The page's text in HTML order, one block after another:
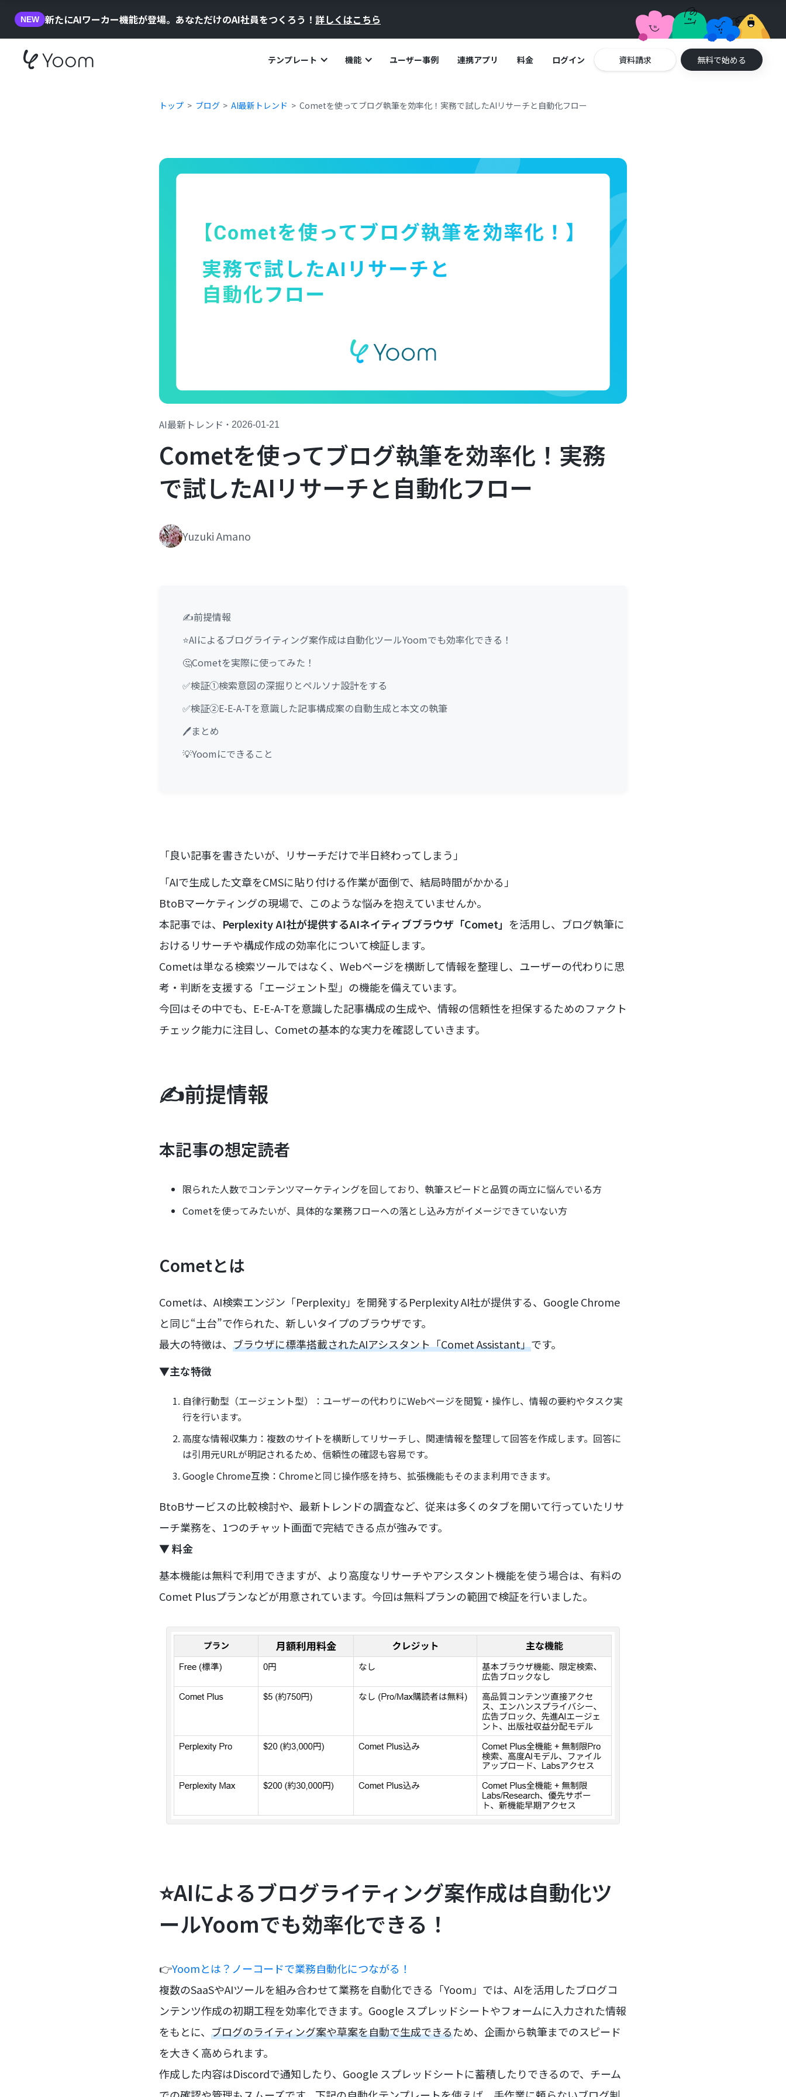
NEW 新たにAIワーカー機能が登場。あなただけのAI社員をつくろう！ 詳しくはこちら
テンプレート 機能 ユーザー事例 連携アプリ 料金 ログイン 資料請求 無料で始める
トップ ブログ AI最新トレンド Cometを使ってブログ執筆を効率化！実務で試したAIリサーチと自動化フロー
AI最新トレンド ・ 2026-01-21
Cometを使ってブログ執筆を効率化！実務
で試したAIリサーチと自動化フロー
Yuzuki Amano
✍️前提情報
⭐AIによるブログライティング案作成は自動化ツールYoomでも効率化できる！
🤔Cometを実際に使ってみた！
✅検証①検索意図の深掘りとペルソナ設計をする
✅検証②E-E-A-Tを意識した記事構成案の自動生成と本文の執筆
🖊️まとめ
💡Yoomにできること
「良い記事を書きたいが、リサーチだけで半日終わってしまう」
「AIで生成した文章をCMSに貼り付ける作業が面倒で、結局時間がかかる」
BtoBマーケティングの現場で、このような悩みを抱えていませんか。
本記事では、 Perplexity AI社が提供するAIネイティブブラウザ「Comet」 を活用し、ブログ執筆に
おけるリサーチや構成作成の効率化について検証します。
Cometは単なる検索ツールではなく、Webページを横断して情報を整理し、ユーザーの代わりに思
考・判断を支援する「エージェント型」の機能を備えています。
今回はその中でも、E-E-A-Tを意識した記事構成の生成や、情報の信頼性を担保するためのファクト
チェック能力に注目し、Cometの基本的な実力を確認していきます。
✍️前提情報
本記事の想定読者
限られた人数でコンテンツマーケティングを回しており、執筆スピードと品質の両立に悩んでいる方
Cometを使ってみたいが、具体的な業務フローへの落とし込み方がイメージできていない方
Cometとは
Cometは、AI検索エンジン「Perplexity」を開発するPerplexity AI社が提供する、Google Chrome
と同じ“土台”で作られた、新しいタイプのブラウザです。
最大の特徴は、 ブラウザに標準搭載されたAIアシスタント「Comet Assistant」です。
▼主な特徴
自律行動型（エージェント型）：ユーザーの代わりにWebページを閲覧・操作し、情報の要約やタスク実
行を行います。
高度な情報収集力：複数のサイトを横断してリサーチし、関連情報を整理して回答を作成します。回答に
は引用元URLが明記されるため、信頼性の確認も容易です。
Google Chrome互換：Chromeと同じ操作感を持ち、拡張機能もそのまま利用できます。
BtoBサービスの比較検討や、最新トレンドの調査など、従来は多くのタブを開いて行っていたリサ
ーチ業務を、1つのチャット画面で完結できる点が強みです。
▼料金
基本機能は無料で利用できますが、より高度なリサーチやアシスタント機能を使う場合は、有料の
Comet Plusプランなどが用意されています。今回は無料プランの範囲で検証を行いました。
⭐AIによるブログライティング案作成は自動化ツ
ールYoomでも効率化できる！
👉Yoomとは？ノーコードで業務自動化につながる！
複数のSaaSやAIツールを組み合わせて業務を自動化できる「Yoom」では、AIを活用したブログコ
ンテンツ作成の初期工程を効率化できます。Google スプレッドシートやフォームに入力された情報
をもとに、 ブログのライティング案や草案を自動で生成できるため、企画から執筆までのスピード
を大きく高められます。
作成した内容はDiscordで通知したり、Google スプレッドシートに蓄積したりできるので、チーム